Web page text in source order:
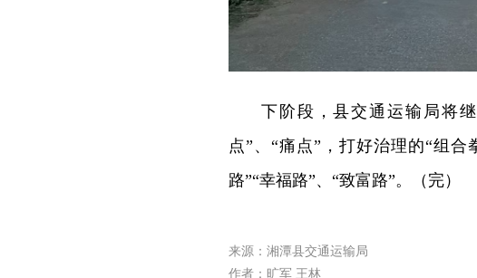
下阶段，县交通运输局将
点”、“痛点”，打好治理的“组
路”“幸福路”、“致富路”。（完）
来源：湘潭县交通运输局
作者：旷军 王林